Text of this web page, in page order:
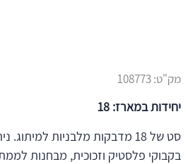
מק"ט:108773
יחידות במארז: 18
סט של 18 מדבקות מלבניות
בקבוקי פלסטיק וזכוכית, מבחנות